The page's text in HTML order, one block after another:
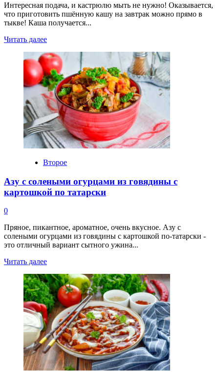
Интересная подача, и кастрюлю мыть не нужно! Оказывается,
что приготовить пшённую кашу на завтрак можно прямо в
тыкве! Каша получается...
Читать далееПрочитать
о
Пшенная
каша
в
тыкве
Второе
Азу с солеными огурцами из говядины с
картошкой по татарски
0
Пряное, пикантное, ароматное, очень вкусное. Азу с
солеными огурцами из говядины с картошкой по-татарски -
это отличный вариант сытного ужина...
Читать далееПрочитать
о
Азу
с
солеными
огурцами
из
говядины
с
картошкой
по
татарски